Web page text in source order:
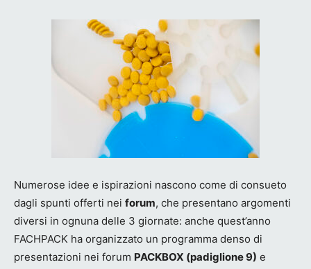
Numerose idee e ispirazioni nascono come di consueto
dagli spunti offerti nei forum, che presentano argomenti
diversi in ognuna delle 3 giornate: anche quest’anno
FACHPACK ha organizzato un programma denso di
presentazioni nei forum PACKBOX (padiglione 9) e